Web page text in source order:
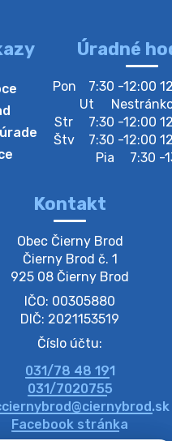
odpadu plastu-
že v stredu 05.
separovaného odpadu plastu.
vrecia s odpadom vyložili pred
o plánovanom prerušení
že v určitých dňoch bude v
našej obce plánované
energie. Podrobné
a dotknutých …
09:48
BIO hulladék
Čiernom Brode oznamuje
BIO odpadu sa uskutoční
obyvateľov, aby nádoby
Úradné
Pon
7:30 -12:00
Ut
Str
7:30 -12:00
Štv
7:30 -12:00
Pia
7:30 -
Kontakt
Obec Čierny Brod
Čierny Brod č. 1
925 08 Čierny Brod
IČO: 00305880
DIČ: 2021153519
Číslo účtu:
031/78 48 191
031/7020755
Facebook stránka